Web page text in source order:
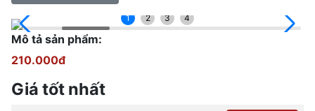
1 2 3 4
Mô tả sản phẩm:
210.000đ
Giá tốt nhất